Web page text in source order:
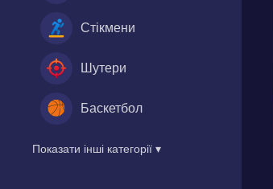
Стікмени
Шутери
Баскетбол
Показати інші категорії ▾